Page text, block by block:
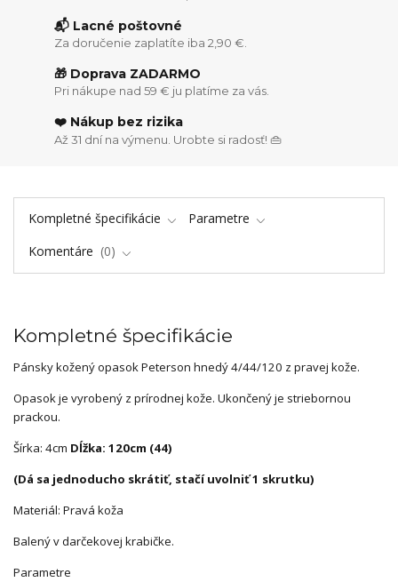
📬 Lacné poštovné
Za doručenie zaplatíte iba 2,90 €.
🎁 Doprava ZADARMO
Pri nákupe nad 59 € ju platíme za vás.
❤️ Nákup bez rizika
Až 31 dní na výmenu. Urobte si radosť! 👜
Kompletné špecifikácie
Parametre
Komentáre
0
Kompletné špecifikácie
Pánsky kožený opasok Peterson hnedý 4/44/120 z pravej kože.
Opasok je vyrobený z prírodnej kože. Ukončený je striebornou
prackou.
Šírka: 4cm Dĺžka: 120cm (44)
(Dá sa jednoducho skrátiť, stačí uvolniť 1 skrutku)
Materiál: Pravá koža
Balený v darčekovej krabičke.
Parametre